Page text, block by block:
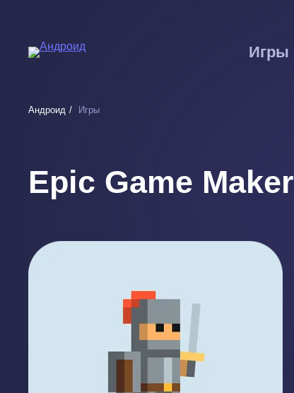
основному
Игры
Андроид Игры
Epic Game Maker